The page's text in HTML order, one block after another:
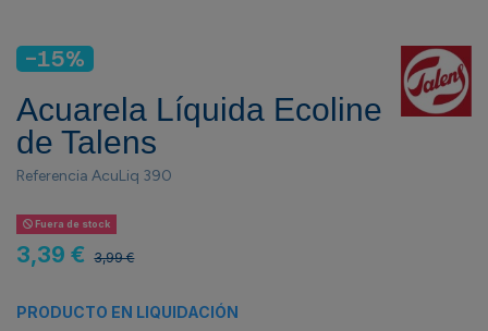
-15%
Acuarela Líquida Ecoline
de Talens
Referencia AcuLiq 390
Fuera de stock
3,39 € 3,99 €
PRODUCTO EN LIQUIDACIÓN